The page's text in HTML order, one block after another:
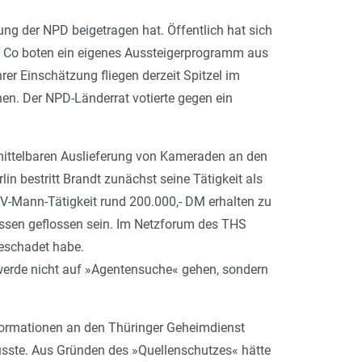
der NPD beigetragen hat. Öffentlich hat sich
boten ein eigenes Aussteigerprogramm aus
Einschätzung fliegen derzeit Spitzel im
Der NPD-Länderrat votierte gegen ein
Auslieferung von Kameraden an den
bestritt Brandt zunächst seine Tätigkeit als
Mann-Tätigkeit rund 200.000,- DM erhalten zu
geflossen sein. Im Netzforum des THS
habe.
nicht auf »Agentensuche« gehen, sondern
an den Thüringer Geheimdienst
Aus Gründen des »Quellenschutzes« hätte